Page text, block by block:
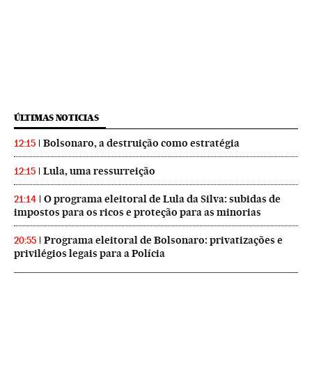
ÚLTIMAS NOTICIAS
12:15 Bolsonaro, a destruição como estratégia
12:15 Lula, uma ressurreição
21:14
O programa eleitoral de Lula da Silva: subidas de
impostos para os ricos e proteção para as minorias
20:55
Programa eleitoral de Bolsonaro: privatizações e
privilégios legais para a Polícia